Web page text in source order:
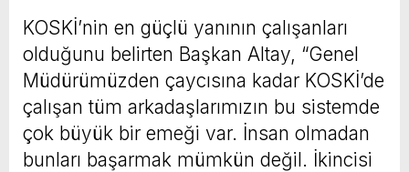
KOSKİ’nin en güçlü yanının çalışanları
olduğunu belirten Başkan Altay, “Genel
Müdürümüzden çaycısına kadar KOSKİ’de
çalışan tüm arkadaşlarımızın bu sistemde
çok büyük bir emeği var. İnsan olmadan
bunları başarmak mümkün değil. İkincisi